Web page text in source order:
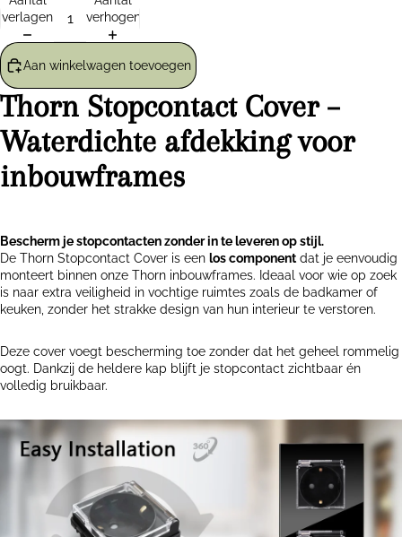
verlagen
verhogen
Aan winkelwagen toevoegen
Thorn Stopcontact Cover –
Waterdichte afdekking voor
inbouwframes
Bescherm je stopcontacten zonder in te leveren op stijl.
De Thorn Stopcontact Cover is een los component dat je eenvoudig
monteert binnen onze Thorn inbouwframes. Ideaal voor wie op zoek
is naar extra veiligheid in vochtige ruimtes zoals de badkamer of
keuken, zonder het strakke design van hun interieur te verstoren.
Deze cover voegt bescherming toe zonder dat het geheel rommelig
oogt. Dankzij de heldere kap blijft je stopcontact zichtbaar én
volledig bruikbaar.